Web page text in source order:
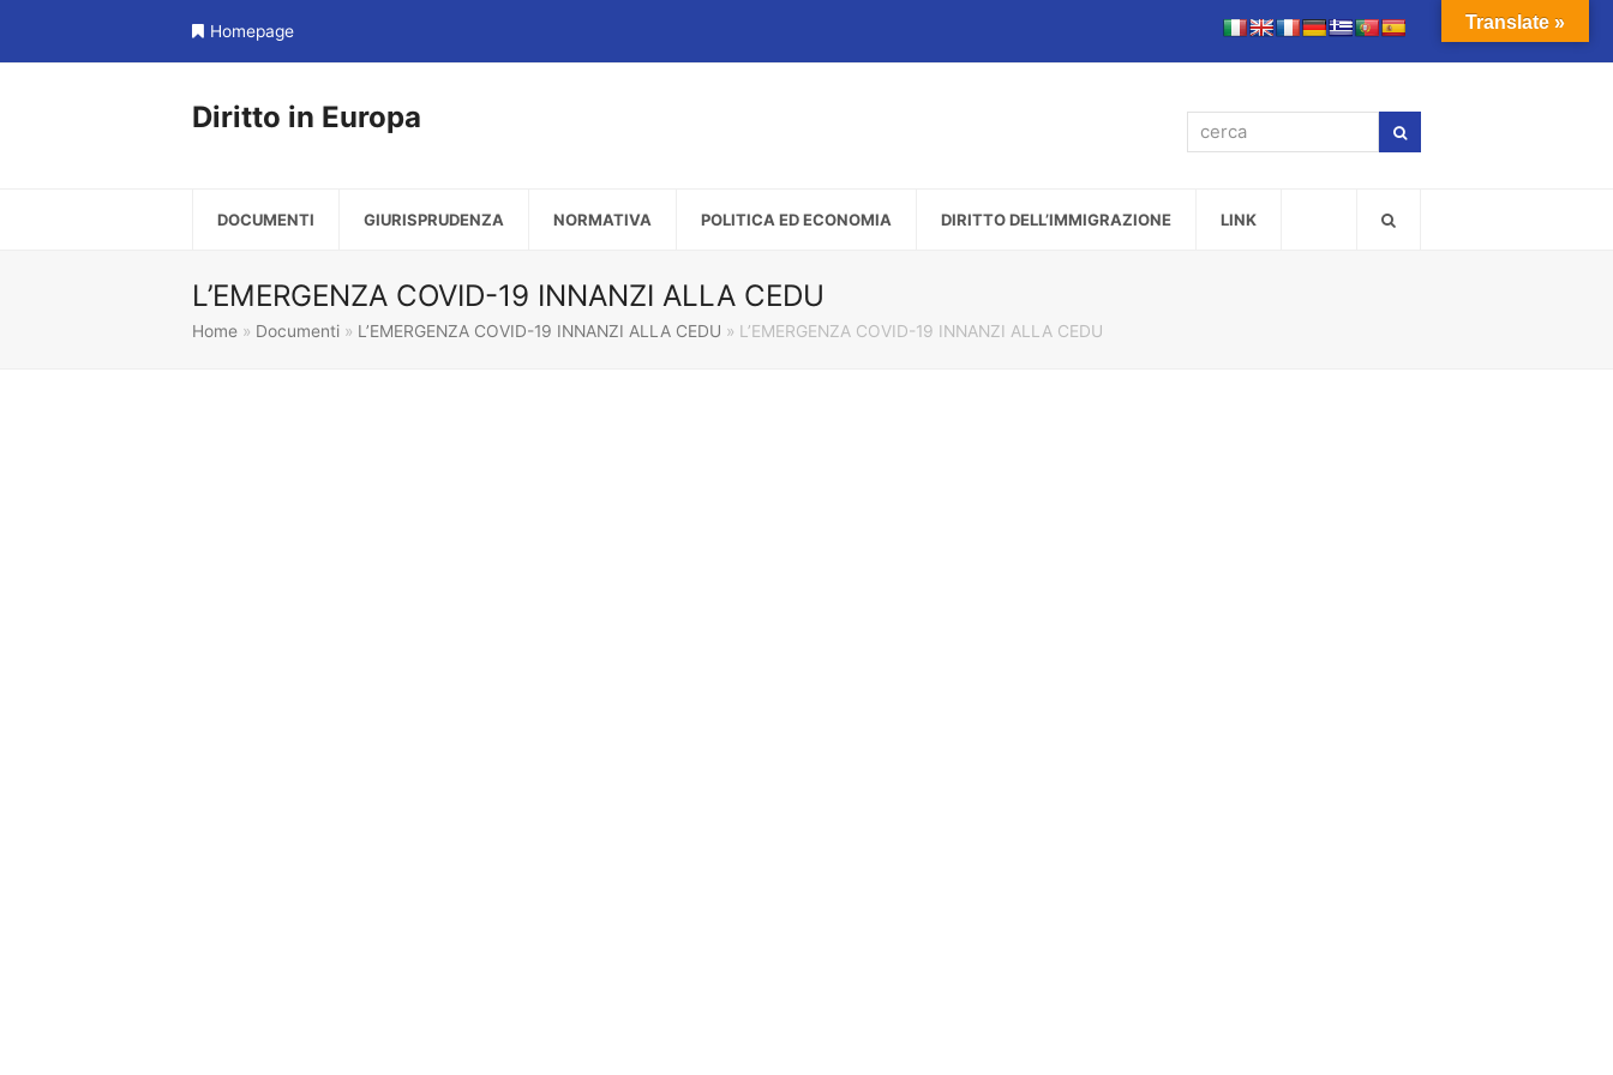
Homepage
Diritto in Europa cerca
DOCUMENTI GIURISPRUDENZA NORMATIVA POLITICA ED ECONOMIA DIRITTO DELL’IMMIGRAZIONE LINK
L’EMERGENZA COVID-19 INNANZI ALLA CEDU
Home » Documenti » L’EMERGENZA COVID-19 INNANZI ALLA CEDU » L’EMERGENZA COVID-19 INNANZI ALLA CEDU
Translate »